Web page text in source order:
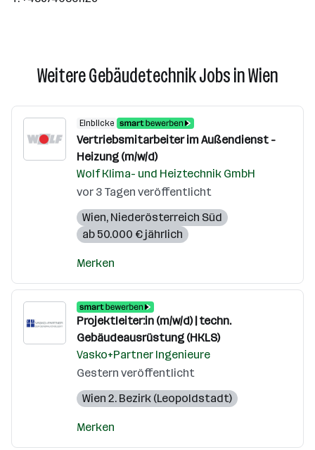
Weitere Gebäudetechnik Jobs in Wien
Einblicke
Vertriebsmitarbeiter im Außendienst -
Heizung (m/w/d)
Wolf Klima- und Heiztechnik GmbH
vor 3 Tagen veröffentlicht
Wien, Niederösterreich Süd
ab 50.000 € jährlich
Merken
Projektleiter:in (m/w/d) | techn.
Gebäudeausrüstung (HKLS)
Vasko+Partner Ingenieure
Gestern veröffentlicht
Wien 2. Bezirk (Leopoldstadt)
Merken